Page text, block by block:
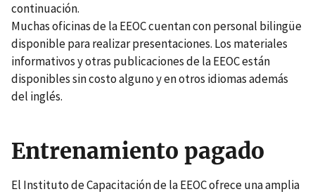
continuación.
Muchas oficinas de la EEOC cuentan con personal bilingüe
disponible para realizar presentaciones. Los materiales
informativos y otras publicaciones de la EEOC están
disponibles sin costo alguno y en otros idiomas además
del inglés.
Entrenamiento pagado
El Instituto de Capacitación de la EEOC ofrece una amplia